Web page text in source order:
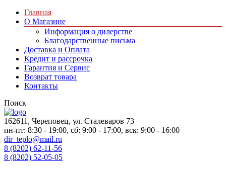
Главная
О Магазине
Информация о дилерстве
Благодарственные письма
Доставка и Оплата
Кредит и рассрочка
Гарантия и Сервис
Возврат товара
Контакты
Поиск
162611, Череповец, ул. Сталеваров 73
пн-пт: 8:30 - 19:00, сб: 9:00 - 17:00, вск: 9:00 - 16:00
dir_teplo@mail.ru
8 (8202) 62-11-56
8 (8202) 52-05-05